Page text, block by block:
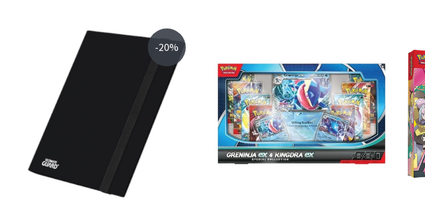
-20%